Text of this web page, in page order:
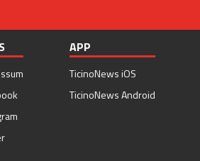
APP
TicinoNews iOS
TicinoNews Android